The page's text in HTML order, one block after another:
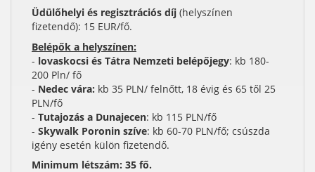
Üdülőhelyi és regisztrációs díj (helyszínen
fizetendő): 15 EUR/fő.
Belépők a helyszínen:
- lovaskocsi és Tátra Nemzeti belépőjegy: kb 180-
200 Pln/ fő
- Nedec vára: kb 35 PLN/ felnőtt, 18 évig és 65 től 25
PLN/fő
- Tutajozás a Dunajecen: kb 115 PLN/fő
- Skywalk Poronin szíve: kb 60-70 PLN/fő; csúszda
igény esetén külön fizetendő.
Minimum létszám: 35 fő.